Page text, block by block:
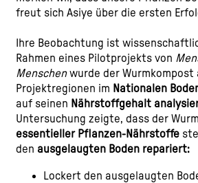
freut sich Asiye über die ersten
Ihre Beobachtung ist
Rahmen eines Pilotprojekts von
Menschenwurde der Wurmkompost
Projektregionen im Nationalen
auf seinen Nährstoffgehalt
Untersuchung zeigte, dass der
essentieller Pflanzen-Nährstoffe
den ausgelaugten Boden repariert:
Lockert den ausgelaugten